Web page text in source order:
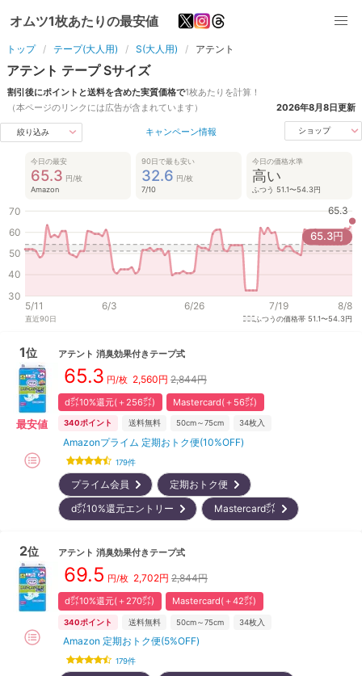
オムツ1枚あたりの最安値
トップ テープ(大人用) S(大人用) アテント
アテント テープ Sサイズ
割引後にポイントと送料を含めた実質価格で1枚あたりを計算！
（本ページのリンクには広告が含まれています）
2026年8月8日更新
絞り込み キャンペーン情報 ショップ
今日の最安
65.3 円/枚
Amazon
90日で最も安い
32.6 円/枚
7/10
今日の価格水準
高い
ふつう 51.1〜54.3円
30
40
50
60
70
5/11 6/3 6/26 7/19 8/8
65.3
65.3円
直近90日 ふつうの価格帯51.1〜54.3円
1位
最安値
アテント 消臭効果付きテープ式
65.3 円/枚 2,560円 2,844円
d㌽10%還元(＋256㌽) Mastercard(＋56㌽)
340ポイント 送料無料 50cm～75cm 34枚入
Amazonプライム 定期おトク便(10%OFF)
179件
プライム会員
定期おトク便
d㌽10%還元エントリー
Mastercard㌽
2位 アテント 消臭効果付きテープ式
69.5 円/枚 2,702円 2,844円
d㌽10%還元(＋270㌽) Mastercard(＋42㌽)
340ポイント 送料無料 50cm～75cm 34枚入
Amazon 定期おトク便(5%OFF)
179件